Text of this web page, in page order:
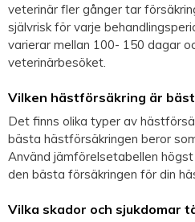
veterinär fler gånger tar
självrisk för varje
varierar mellan 100- 150 dagar
veterinärbesöket.
Vilken hästförsäkring är
Det finns olika typer av
bästa hästförsäkringen beror
Använd jämförelsetabellen
den bästa försäkringen för din
Vilka skador och sjukdomar